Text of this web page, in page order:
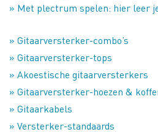
» Met plectrum spelen: hier leer
» Gitaarversterker-combo’s
» Gitaarversterker-tops
» Akoestische gitaarversterkers
» Gitaarversterker-hoezen &
» Gitaarkabels
» Versterker-standaards